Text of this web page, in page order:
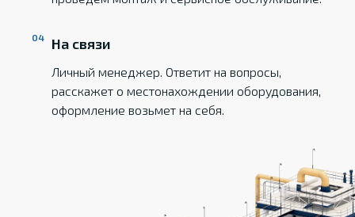
На связи
Личный менеджер. Ответит на вопросы,
расскажет о местонахождении оборудования,
оформление возьмет на себя.